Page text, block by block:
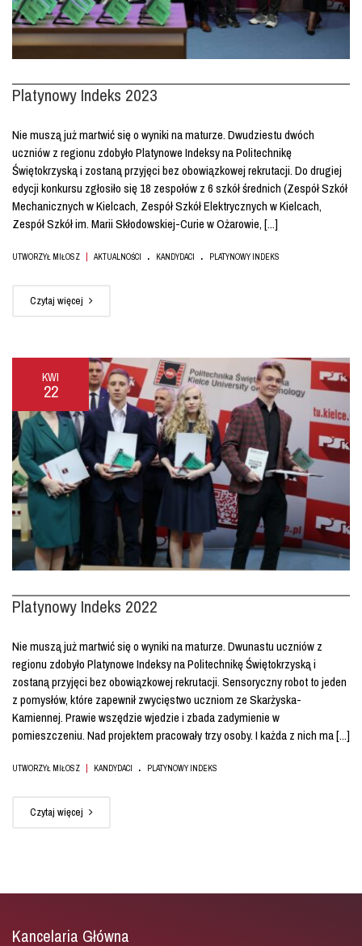
Platynowy Indeks 2023
Nie muszą już martwić się o wyniki na maturze. Dwudziestu dwóch
uczniów z regionu zdobyło Platynowe Indeksy na Politechnikę
Świętokrzyską i zostaną przyjęci bez obowiązkowej rekrutacji. Do drugiej
edycji konkursu zgłosiło się 18 zespołów z 6 szkół średnich (Zespół Szkół
Mechanicznych w Kielcach, Zespół Szkół Elektrycznych w Kielcach,
Zespół Szkół im. Marii Skłodowskiej-Curie w Ożarowie, [...]
UTWORZYŁ MIŁOSZ | AKTUALNOŚCI . KANDYDACI . PLATYNOWY INDEKS
Czytaj więcej
KWI
22
Platynowy Indeks 2022
Nie muszą już martwić się o wyniki na maturze. Dwunastu uczniów z
regionu zdobyło Platynowe Indeksy na Politechnikę Świętokrzyską i
zostaną przyjęci bez obowiązkowej rekrutacji. Sensoryczny robot to jeden
z pomysłów, które zapewnił zwycięstwo uczniom ze Skarżyska-
Kamiennej. Prawie wszędzie wjedzie i zbada zadymienie w
pomieszczeniu. Nad projektem pracowały trzy osoby. I każda z nich ma [...]
UTWORZYŁ MIŁOSZ | KANDYDACI . PLATYNOWY INDEKS
Czytaj więcej
Kancelaria Główna